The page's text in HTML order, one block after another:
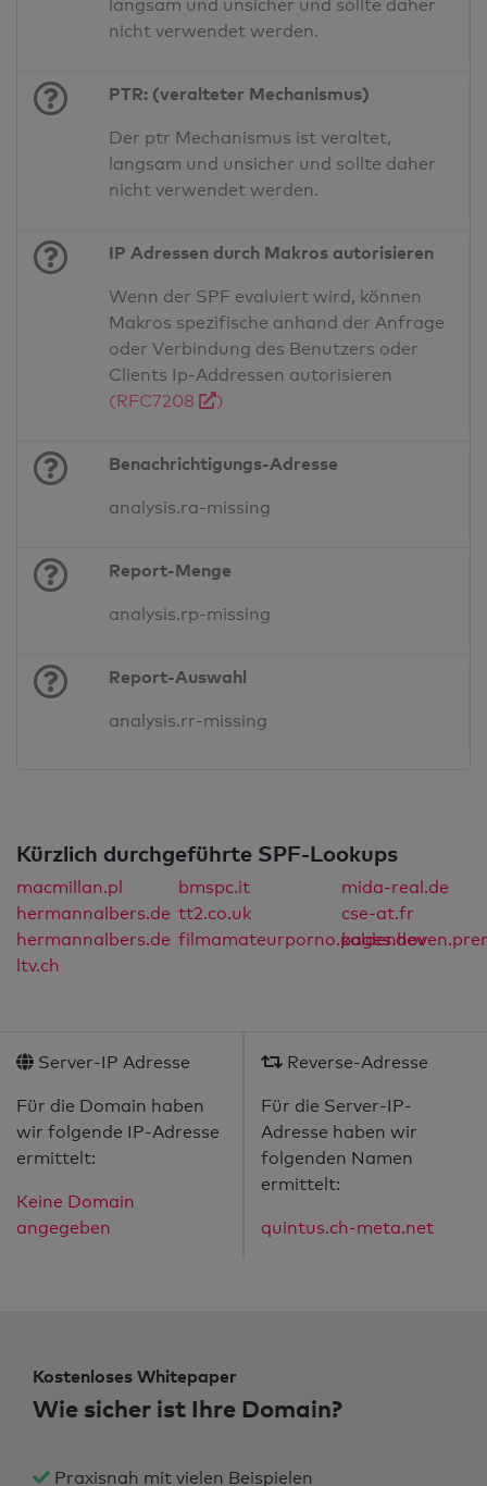
langsam und unsicher und sollte daher
nicht verwendet werden.
PTR: (veralteter Mechanismus)
Der ptr Mechanismus ist veraltet,
langsam und unsicher und sollte daher
nicht verwendet werden.
IP Adressen durch Makros autorisieren
Wenn der SPF evaluiert wird, können
Makros spezifische anhand der Anfrage
oder Verbindung des Benutzers oder
Clients Ip-Addressen autorisieren
(RFC7208
)
Benachrichtigungs-Adresse
analysis.ra-missing
Report-Menge
analysis.rp-missing
Report-Auswahl
analysis.rr-missing
Kürzlich durchgeführte SPF-Lookups
macmillan.pl bmspc.it
mida-real.de
hermannalbers.de tt2.co.uk
cse-at.fr
hermannalbers.de filmamateurporno.pages.dev
ltv.ch
Server-IP Adresse
Für die Domain haben
wir folgende IP-Adresse
ermittelt:
Keine Domain
angegeben
Reverse-Adresse
Für die Server-IP-
Adresse haben wir
folgenden Namen
ermittelt:
quintus.ch-meta.net
Kostenloses Whitepaper
Wie sicher ist Ihre Domain?
Praxisnah mit vielen Beispielen